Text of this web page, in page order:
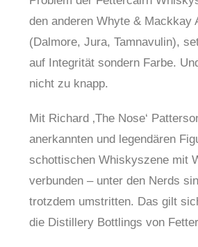
den anderen Whyte & Mackkay
(Dalmore, Jura, Tamnavulin),
auf Integrität sondern Farbe.
nicht zu knapp.
Mit Richard ‚The Nose‘
anerkannten und legendären
schottischen Whiskyszene mit
verbunden – unter den Nerds
trotzdem umstritten. Das gilt
die Distillery Bottlings von